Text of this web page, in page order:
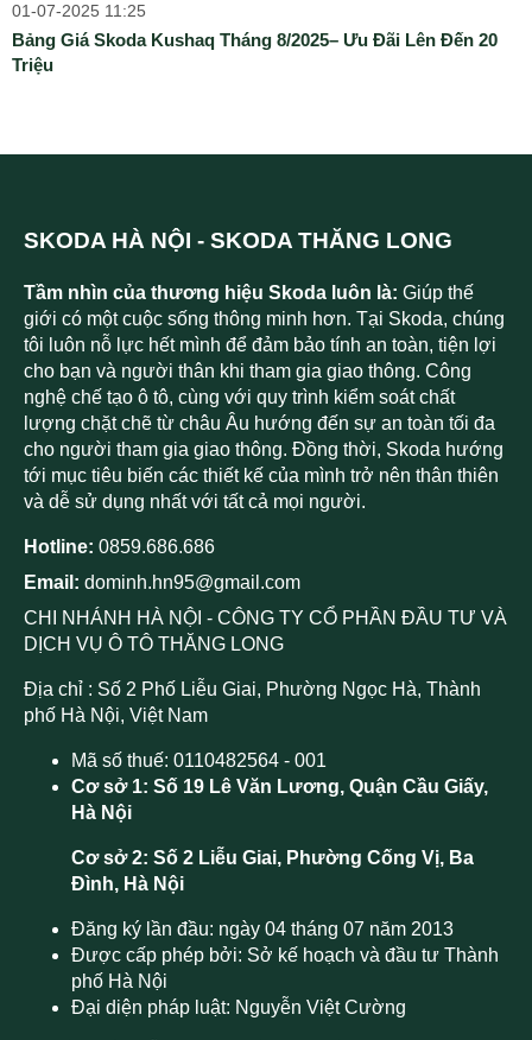
01-07-2025 11:25
Bảng Giá Skoda Kushaq Tháng 8/2025– Ưu Đãi Lên Đến 20
Triệu
SKODA HÀ NỘI - SKODA THĂNG LONG
Tầm nhìn của thương hiệu Skoda luôn là: Giúp thế
giới có một cuộc sống thông minh hơn. Tại Skoda, chúng
tôi luôn nỗ lực hết mình để đảm bảo tính an toàn, tiện lợi
cho bạn và người thân khi tham gia giao thông. Công
nghệ chế tạo ô tô, cùng với quy trình kiểm soát chất
lượng chặt chẽ từ châu Âu hướng đến sự an toàn tối đa
cho người tham gia giao thông. Đồng thời, Skoda hướng
tới mục tiêu biến các thiết kế của mình trở nên thân thiên
và dễ sử dụng nhất với tất cả mọi người.
Hotline: 0859.686.686
Email: dominh.hn95@gmail.com
CHI NHÁNH HÀ NỘI - CÔNG TY CỔ PHẦN ĐẦU TƯ VÀ
DỊCH VỤ Ô TÔ THĂNG LONG
Địa chỉ : Số 2 Phố Liễu Giai, Phường Ngọc Hà, Thành
phố Hà Nội, Việt Nam
Mã số thuế: 0110482564 - 001
Cơ sở 1: Số 19 Lê Văn Lương, Quận Cầu Giấy,
Hà Nội
Cơ sở 2: Số 2 Liễu Giai, Phường Cống Vị, Ba
Đình, Hà Nội
Đăng ký lần đầu: ngày 04 tháng 07 năm 2013
Được cấp phép bởi: Sở kế hoạch và đầu tư Thành
phố Hà Nội
Đại diện pháp luật: Nguyễn Việt Cường